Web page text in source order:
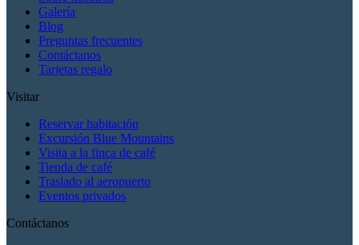
Galería
Blog
Preguntas frecuentes
Contáctanos
Tarjetas regalo
Visitar
Reservar habitación
Excursión Blue Mountains
Visita a la finca de café
Tienda de café
Traslado al aeropuerto
Eventos privados
Contáctanos